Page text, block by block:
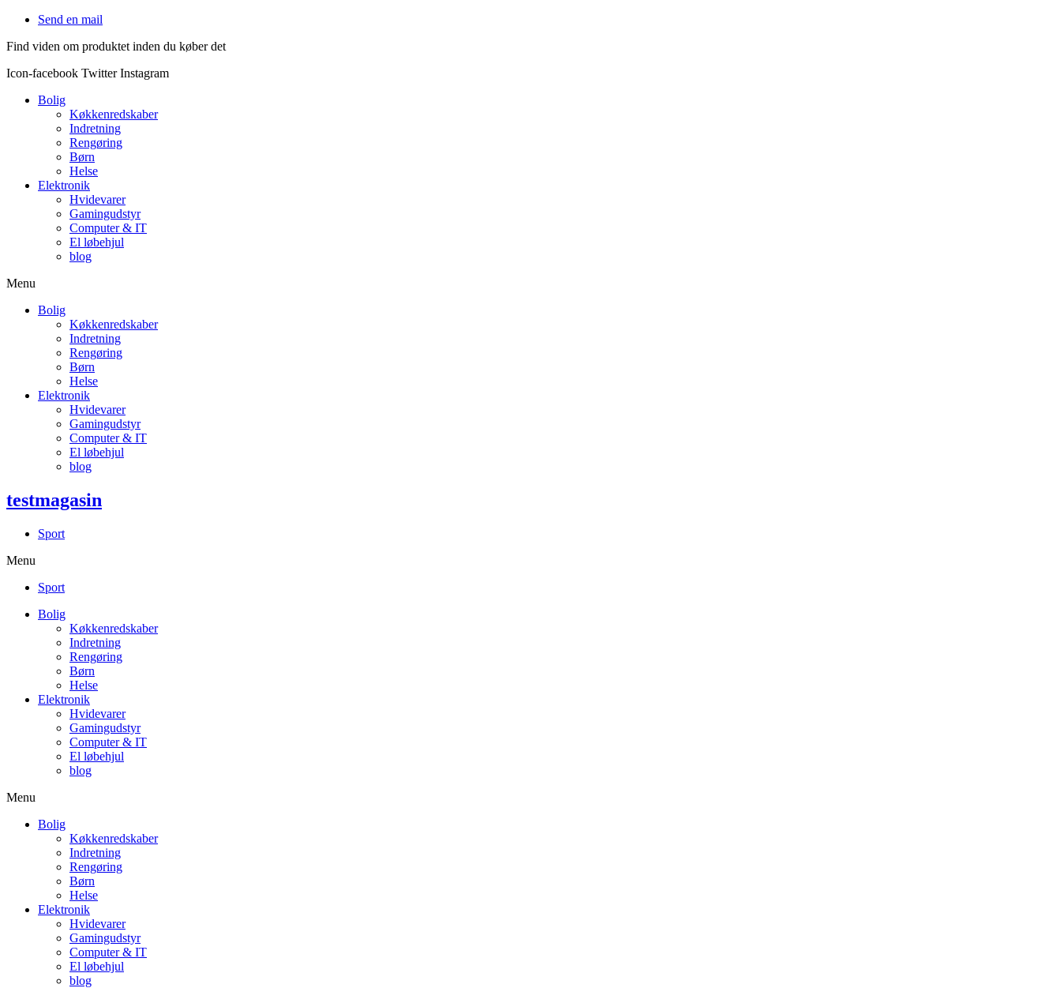
Videre
indhold
Send en mail
Find viden om produktet inden du køber det
Icon-facebook Twitter Instagram
Bolig
Køkkenredskaber
Indretning
Rengøring
Børn
Helse
Elektronik
Hvidevarer
Gamingudstyr
Computer & IT
El løbehjul
blog
Menu
Bolig
Køkkenredskaber
Indretning
Rengøring
Børn
Helse
Elektronik
Hvidevarer
Gamingudstyr
Computer & IT
El løbehjul
blog
testmagasin
Sport
Menu
Sport
Bolig
Køkkenredskaber
Indretning
Rengøring
Børn
Helse
Elektronik
Hvidevarer
Gamingudstyr
Computer & IT
El løbehjul
blog
Menu
Bolig
Køkkenredskaber
Indretning
Rengøring
Børn
Helse
Elektronik
Hvidevarer
Gamingudstyr
Computer & IT
El løbehjul
blog